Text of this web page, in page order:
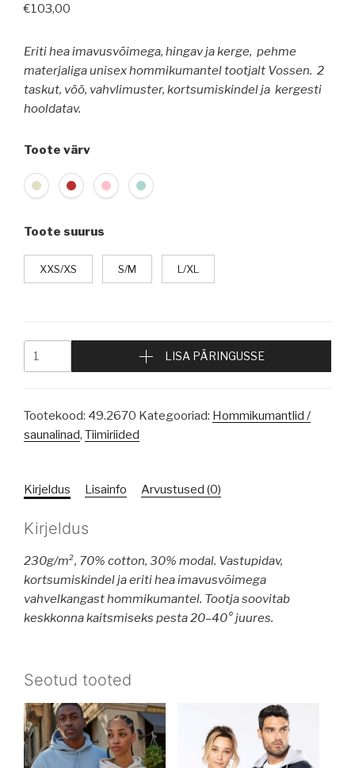
€103,00
Eriti hea imavusvõimega, hingav ja kerge, pehme
materjaliga unisex hommikumantel tootjalt Vossen. 2
taskut, vöö, vahvlimuster, kortsumiskindel ja kergesti
hooldatav.
Toote värv
Toote suurus
XXS/XS S/M L/XL
LISA PÄRINGUSSE
Tootekood: 49.2670 Kategooriad: Hommikumantlid /
saunalinad, Tiimiriided
Kirjeldus Lisainfo Arvustused (0)
Kirjeldus
230g/m², 70% cotton, 30% modal. Vastupidav,
kortsumiskindel ja eriti hea imavusvõimega
vahvelkangast hommikumantel. Tootja soovitab
keskkonna kaitsmiseks pesta 20–40° juures.
Seotud tooted